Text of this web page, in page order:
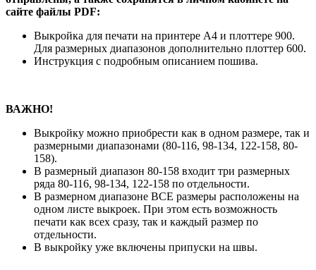
сайте файлы PDF:
Выкройка для печати на принтере А4 и плоттере 900.
Для размерных диапазонов дополнительно плоттер 600.
Инструкция с подробным описанием пошива.
ВАЖНО!
Выкройку можно приобрести как в одном размере, так и
размерными диапазонами (80-116, 98-134, 122-158, 80-
158).
В размерный диапазон 80-158 входит три размерных
ряда 80-116, 98-134, 122-158 по отдельности.
В размерном диапазоне ВСЕ размеры расположены на
одном листе выкроек. При этом есть возможность
печати как всех сразу, так и каждый размер по
отдельности.
В выкройку уже включены припуски на швы.